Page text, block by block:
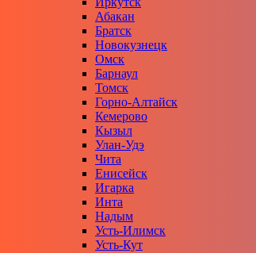
Абакан
Братск
Новокузнецк
Омск
Барнаул
Томск
Горно-Алтайск
Кемерово
Кызыл
Улан-Удэ
Чита
Енисейск
Игарка
Инта
Надым
Усть-Илимск
Усть-Кут